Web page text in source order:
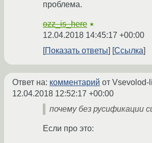
проблема.
ozz_is_here ★
12.04.2018 14:45:17 +00:00
Показать ответы
Ссылка
Ответ на: комментарий от Vsevolod-
12.04.2018 12:52:17 +00:00
почему без русификации
Если про это: